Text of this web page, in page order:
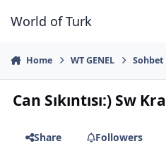
World of Turk
Home WT GENEL Sohbet
Can Sıkıntısı:) Sw
Share Followers